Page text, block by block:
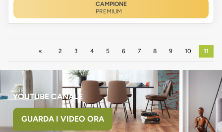
CAMPIONE
PREMIUM
Precedente
2 3 4 5 6 7 8 9 10 11
YOUTUBE CANALE
GUARDA I VIDEO ORA